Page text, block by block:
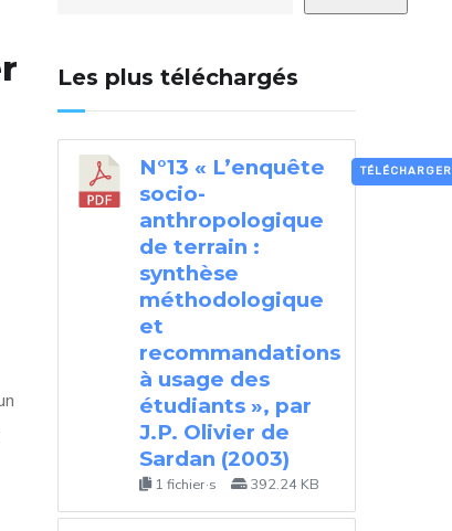
Les plus téléchargés
N°13 « L’enquête
socio-
anthropologique
de terrain :
synthèse
méthodologique
et
recommandations
à usage des
étudiants », par
J.P. Olivier de
Sardan (2003)
1 fichier·s 392.24 KB
TÉLÉCHARGER